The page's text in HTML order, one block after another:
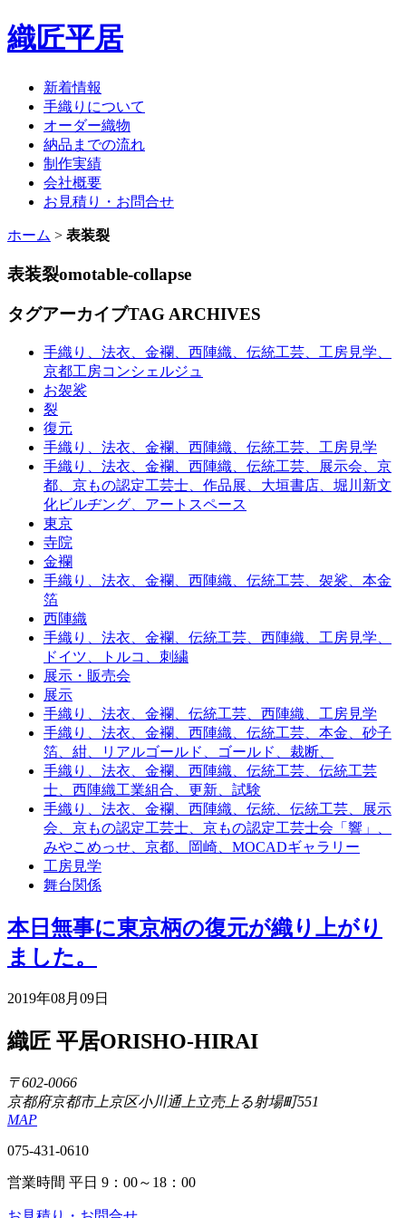
織匠平居
新着情報
手織りについて
オーダー織物
納品までの流れ
制作実績
会社概要
お見積り・お問合せ
ホーム > 表装裂
表装裂omotable-collapse
タグアーカイブTAG ARCHIVES
手織り、法衣、金襴、西陣織、伝統工芸、工房見学、
京都工房コンシェルジュ
お袈裟
裂
復元
手織り、法衣、金襴、西陣織、伝統工芸、工房見学
手織り、法衣、金襴、西陣織、伝統工芸、展示会、京
都、京もの認定工芸士、作品展、大垣書店、堀川新文
化ビルヂング、アートスペース
東京
寺院
金襴
手織り、法衣、金襴、西陣織、伝統工芸、袈裟、本金
箔
西陣織
手織り、法衣、金襴、伝統工芸、西陣織、工房見学、
ドイツ、トルコ、刺繍
展示・販売会
展示
手織り、法衣、金襴、伝統工芸、西陣織、工房見学
手織り、法衣、金襴、西陣織、伝統工芸、本金、砂子
箔、紺、リアルゴールド、ゴールド、裁断、
手織り、法衣、金襴、西陣織、伝統工芸、伝統工芸
士、西陣織工業組合、更新、試験
手織り、法衣、金襴、西陣織、伝統、伝統工芸、展示
会、京もの認定工芸士、京もの認定工芸士会「響」、
みやこめっせ、京都、岡崎、MOCADギャラリー
工房見学
舞台関係
本日無事に東京柄の復元が織り上がり
ました。
2019年08月09日
織匠 平居ORISHO-HIRAI
〒602-0066
京都府京都市上京区小川通上立売上る射場町551
MAP
075-431-0610
営業時間 平日 9：00～18：00